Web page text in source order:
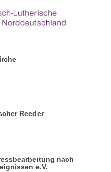
Reeder
nach
e.V.